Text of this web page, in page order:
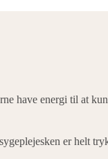
have energi til at
er helt